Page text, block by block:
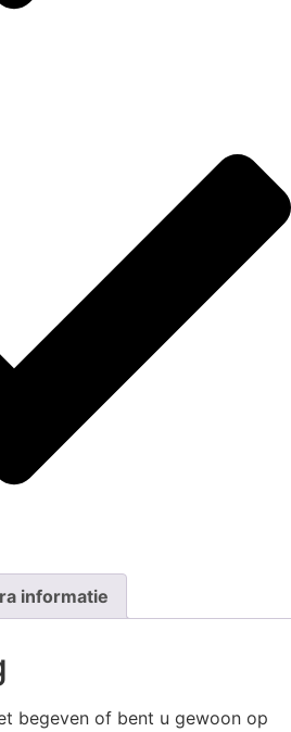
informatie
begeven of bent u gewoon op